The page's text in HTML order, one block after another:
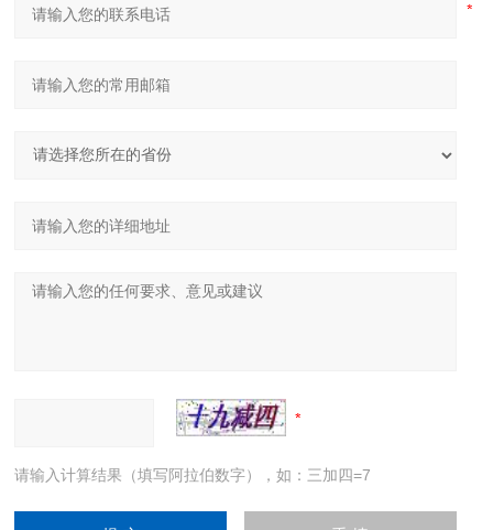
请输入计算结果（填写阿拉伯数字），如：三加四=7